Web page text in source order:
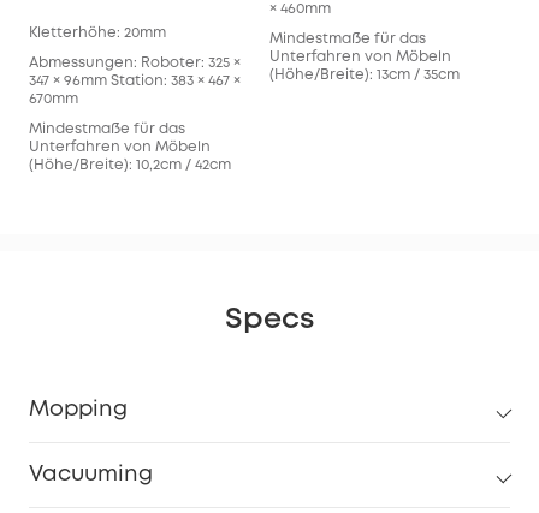
Kletterhöhe: 20mm
Abmessungen: Roboter: 325 ×
347 × 96mm Station: 383 × 467 ×
670mm
Mindestmaße für das
Unterfahren von Möbeln
(Höhe/Breite): 10,2cm / 42cm
× 460mm
Mindestmaße für das
Unterfahren von Möbeln
(Höhe/Breite): 13cm / 35cm
Specs
Mopping
Vacuuming